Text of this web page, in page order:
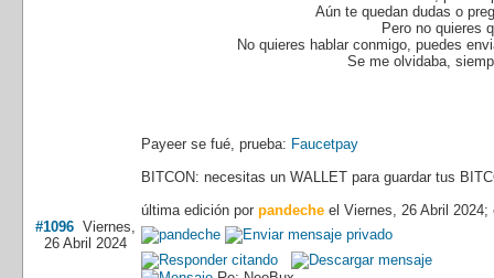
Aún te quedan dudas o
Pero no quieres
No quieres hablar conmigo, puedes
Se me olvidaba,
Payeer se fué, prueba: Faucetpay
BITCON: necesitas un WALLET para guardar tus
última edición por pandeche el Viernes, 26 Abril
#1096Viernes,
26 Abril 2024